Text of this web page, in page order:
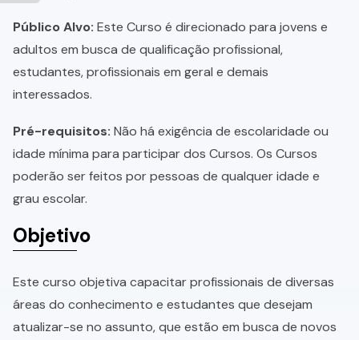
Público Alvo: Este Curso é direcionado para jovens e
adultos em busca de qualificação profissional,
estudantes, profissionais em geral e demais
interessados.
Pré-requisitos: Não há exigência de escolaridade ou
idade mínima para participar dos Cursos. Os Cursos
poderão ser feitos por pessoas de qualquer idade e
grau escolar.
Objetivo
Este curso objetiva capacitar profissionais de diversas
áreas do conhecimento e estudantes que desejam
atualizar-se no assunto, que estão em busca de novos